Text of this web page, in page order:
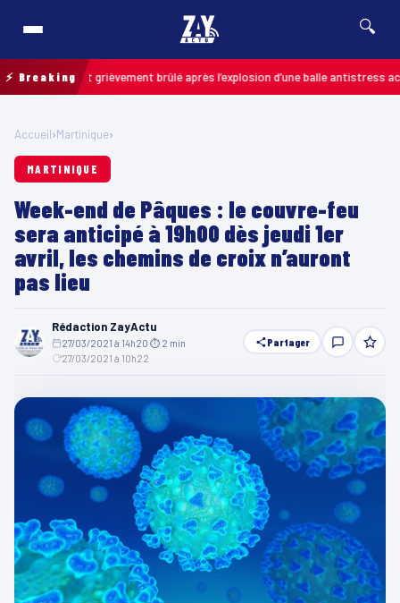
🔍
⚡ Breaking
enfant grièvement brûlé après l’explosion d’une balle antistress achetée
Accueil›Martinique›
MARTINIQUE
Week-end de Pâques : le couvre-feu
sera anticipé à 19h00 dès jeudi 1er
avril, les chemins de croix n’auront
pas lieu
Rédaction ZayActu
27/03/2021 à 14h20 ⏱ 2 min
27/03/2021 à 10h22
Partager